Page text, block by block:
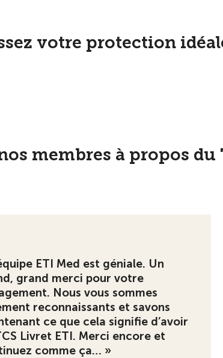
votre protection
membres à propos du
ETI Med est géniale. Un
grand merci pour votre
Nous vous sommes
reconnaissants et savons
ce que cela signifie d’avoir
Livret ETI. Merci encore et
comme ça… »